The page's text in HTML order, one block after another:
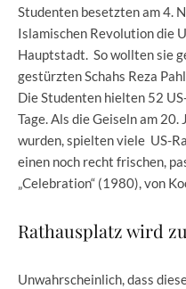
Studenten besetzten am 4.
Islamischen Revolution die
Hauptstadt. So wollten sie
gestürzten Schahs Reza
Die Studenten hielten 52
Tage. Als die Geiseln am
wurden, spielten viele US-
einen noch recht frischen,
„Celebration“ (1980), von
Rathausplatz wird
Unwahrscheinlich, dass